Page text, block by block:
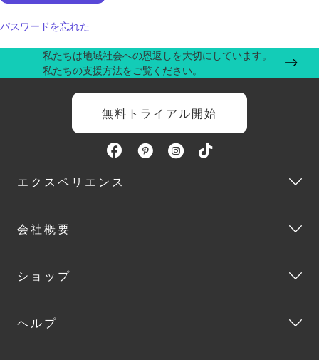
パスワードを忘れた
私たちは地域社会への恩返しを大切にしています。
私たちの支援方法をご覧ください。
無料トライアル開始
エクスペリエンス
会社概要
ショップ
ヘルプ